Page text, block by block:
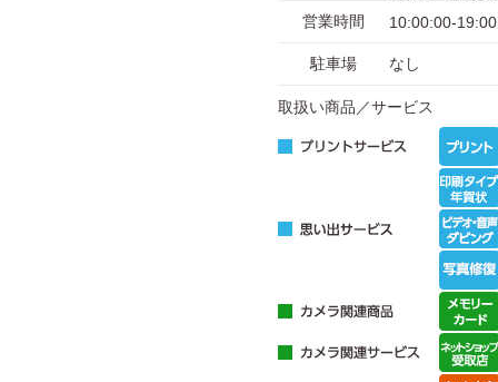
営業時間
10:00:00-
駐車場 なし
取扱い商品／サービス